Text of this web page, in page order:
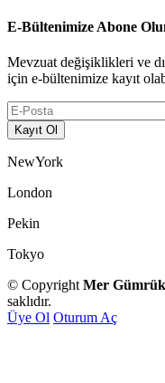
E-Bültenimize Abone
Mevzuat değişiklikleri ve
için e-bültenimize kayıt
NewYork
London
Pekin
Tokyo
© Copyright Mer
saklıdır.
Üye Ol Oturum Aç